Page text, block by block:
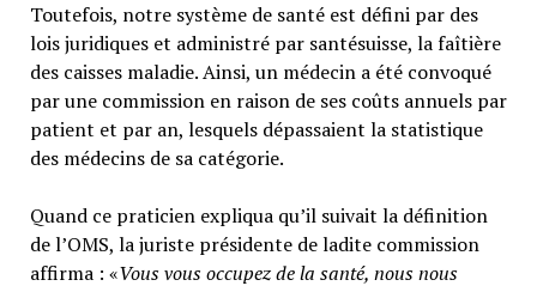
Toutefois, notre système de santé est défini par des
lois juridiques et administré par santésuisse, la faîtière
des caisses maladie. Ainsi, un médecin a été convoqué
par une commission en raison de ses coûts annuels par
patient et par an, lesquels dépassaient la statistique
des médecins de sa catégorie.
Quand ce praticien expliqua qu’il suivait la définition
de l’OMS, la juriste présidente de ladite commission
affirma : «Vous vous occupez de la santé, nous nous